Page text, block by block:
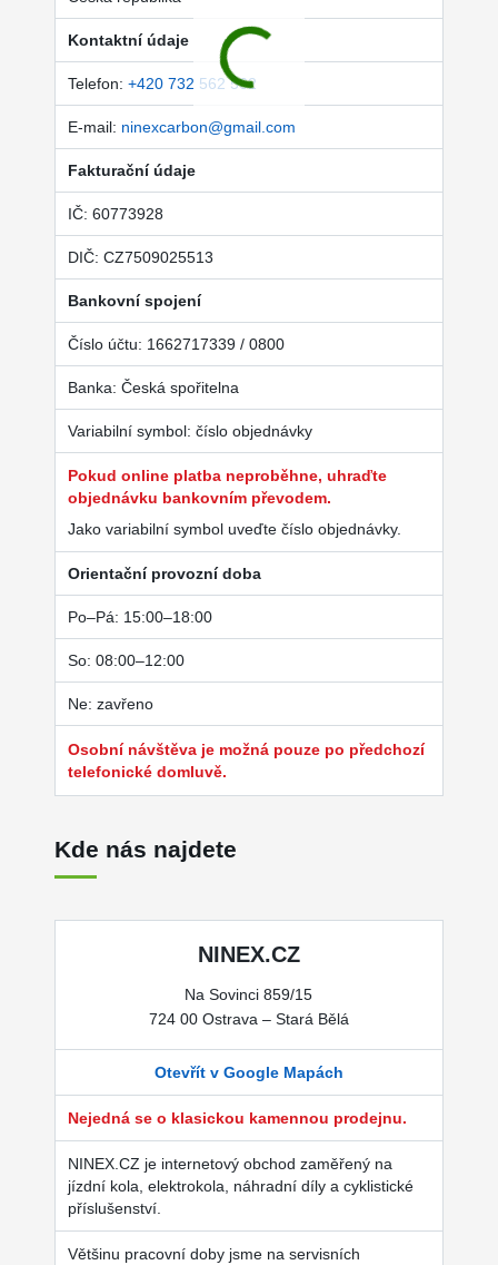
Kontaktní údaje
Telefon: +420 732 562 562
E-mail: ninexcarbon@gmail.com
Fakturační údaje
IČ: 60773928
DIČ: CZ7509025513
Bankovní spojení
Číslo účtu: 1662717339 / 0800
Banka: Česká spořitelna
Variabilní symbol: číslo objednávky
Pokud online platba neproběhne, uhraďte
objednávku bankovním převodem.
Jako variabilní symbol uveďte číslo objednávky.
Orientační provozní doba
Po–Pá: 15:00–18:00
So: 08:00–12:00
Ne: zavřeno
Osobní návštěva je možná pouze po předchozí
telefonické domluvě.
Kde nás najdete
NINEX.CZ
Na Sovinci 859/15
724 00 Ostrava – Stará Bělá
Otevřít v Google Mapách
Nejedná se o klasickou kamennou prodejnu.
NINEX.CZ je internetový obchod zaměřený na
jízdní kola, elektrokola, náhradní díly a cyklistické
příslušenství.
Většinu pracovní doby jsme na servisních